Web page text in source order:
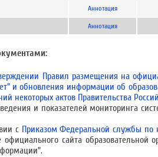
Аннотация
Аннотация
Правил размещения на
и обновления информации об
некоторых актов Правительства
и показателей мониторинга
с Приказом Федеральной службы по
сайта образовательной